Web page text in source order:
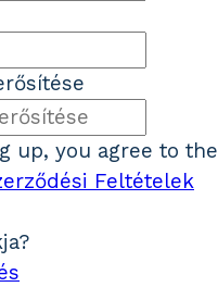
up, you agree to the
Feltételek